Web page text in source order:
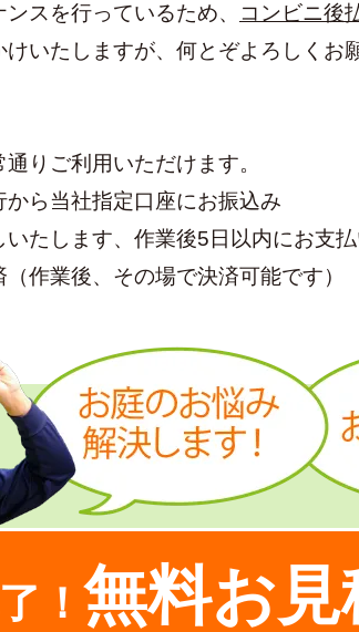
スを行っているため、
コンビニ後
いたしますが、何とぞよろしくお
りご利用いただけます。
から当社指定口座にお振込み
いたします、作業後5日以内にお支払
作業後、その場で決済可能です）
！ 無料お